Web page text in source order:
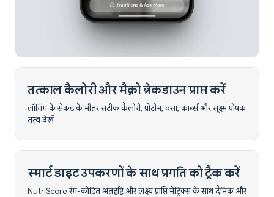
तत्काल कैलोरी और मैक्रो ब्रेकडाउन प्राप्त करें
लॉगिंग के सेकंड के भीतर सटीक कैलोरी, प्रोटीन, वसा, कार्ब्स और सूक्ष्म पोषक
तत्व देखें
स्मार्ट डाइट उपकरणों के साथ प्रगति को ट्रैक करें
NutriScore रंग-कोडित अंतर्दृष्टि और लक्ष्य प्राप्ति मेट्रिक्स के साथ दैनिक और